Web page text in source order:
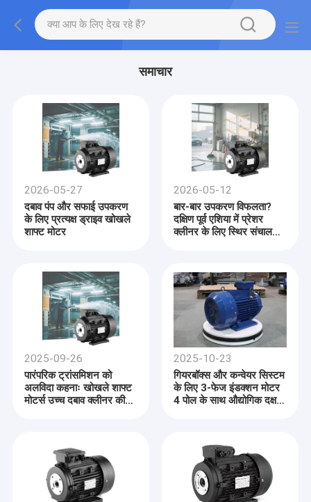
समाचार
2026-05-27
दबाव पंप और सफाई उपकरण
के लिए प्रत्यक्ष ड्राइव खोखले
शाफ्ट मोटर
2026-05-12
बार-बार उपकरण विफलता?
दक्षिण पूर्व एशिया में प्रेशर
क्लीनर के लिए स्थिर संचालन
2025-09-26
पारंपरिक ट्रांसमिशन को
अलविदा कहनाः खोखले शाफ्ट
मोटर्स उच्च दबाव क्लीनर की
2025-10-23
गियरबॉक्स और कन्वेयर सिस्टम
के लिए 3-फेज इंडक्शन मोटर
4 पोल के साथ औद्योगिक दक्षता